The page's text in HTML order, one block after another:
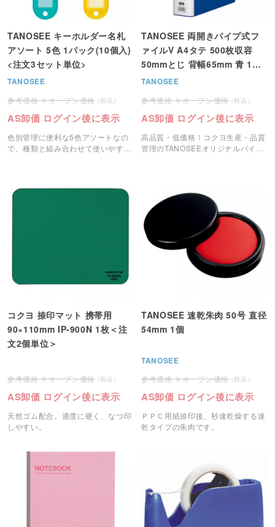
TANOSEE キーホルダー名札
アソート 5色 1パック(10個入)
<注文3セット単位>
TANOSEE
オープン価格
AS卸価 ログイン後に表示
色別管理に便利な5色アソートなの
で、種類と組み合わせて使いやすい
TANOSEE 両開きパイプ式フ
ァイルV A4タテ 500枚収容
50mmとじ 背幅65mm 青 1冊
＜注文2冊単位＞
TANOSEE
オープン価格
AS卸価 ログイン後に表示
高品質・低価格！コクヨ生産・品質
管理のTANOSEEオリジナルパイプ
コクヨ 捺印マット 携帯用
90×110mm IP-900N 1枚＜注
文2個単位＞
オープン価格
AS卸価 ログイン後に表示
天然ゴム配合。適度に硬く、なつ印
しやすい。
TANOSEE 速乾朱肉 50号 直径
54mm 1個
TANOSEE
オープン価格
AS卸価 ログイン後に表示
ＰＰＣ用紙捺印後、秒速乾燥する速
乾タイプの朱肉です。